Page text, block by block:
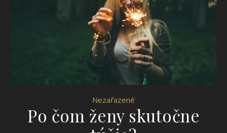
Nezařazené
Po čom ženy skutočne